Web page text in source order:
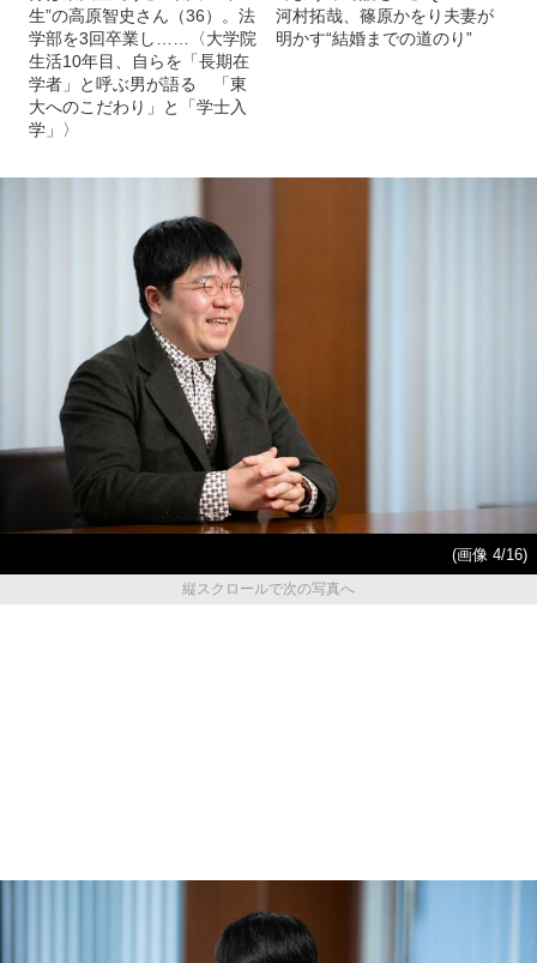
生”の高原智史さん（36）。法
学部を3回卒業し……〈大学院
生活10年目、自らを「長期在
学者」と呼ぶ男が語る 「東
大へのこだわり」と「学士入
学」〉
河村拓哉、篠原かをり夫妻が
明かす“結婚までの道のり”
(画像 4/16)
縦スクロールで次の写真へ